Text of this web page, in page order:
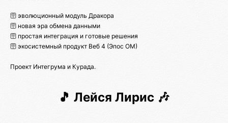
🛜 эволюционный модуль Дракора
🛜 новая эра обмена данными
🛜 простая интеграция и готовые решения
🛜 экосистемный продукт Веб 4 (Эпос ОМ)
Проект Интегрума и Курада.
🎵 Лейся Лирис 🎶